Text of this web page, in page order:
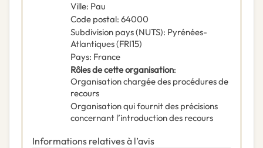
Ville: Pau
Code postal: 64000
Subdivision pays (NUTS): Pyrénées-
Atlantiques(FRI15)
Pays: France
Rôles de cette organisation:
Organisation chargée des procédures de
recours
Organisation qui fournit des précisions
concernant l’introduction des recours
Informations relatives à l’avis